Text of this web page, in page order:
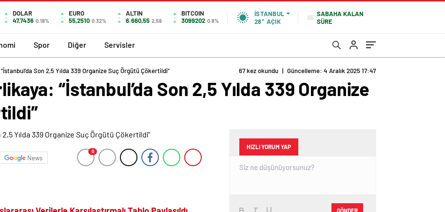
DOLAR
47,7436 0.18%
EURO
55,2510 0.32%
ALTIN
6.660,55 2,59
BITCOIN
3099202 0.8%
İSTANBUL
28° AÇIK
SABAHA KALAN
SÜRE
Spor Diğer Servisler
Son 2,5 Yılda 339 Organize Suç Örgütü Çökertildi” 67 kez okundu | Güncelleme: 4 Aralık 2025 17:47
“İstanbul’da Son 2,5 Yılda 339 Organize
News
0
HIZLI YORUM YAP
GÖNDER